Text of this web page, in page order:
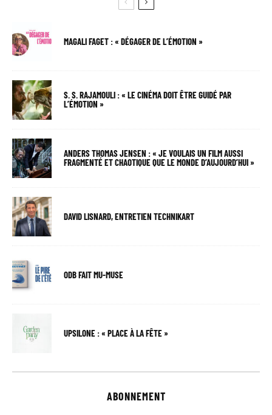
MAGALI FAGET : « DÉGAGER DE L’ÉMOTION »
S. S. RAJAMOULI : « LE CINÉMA DOIT ÊTRE GUIDÉ PAR
L’ÉMOTION »
ANDERS THOMAS JENSEN : « JE VOULAIS UN FILM AUSSI
FRAGMENTÉ ET CHAOTIQUE QUE LE MONDE D’AUJOURD’HUI »
DAVID LISNARD, ENTRETIEN TECHNIKART
ODB FAIT MU-MUSE
UPSILONE : « PLACE À LA FÊTE »
ABONNEMENT